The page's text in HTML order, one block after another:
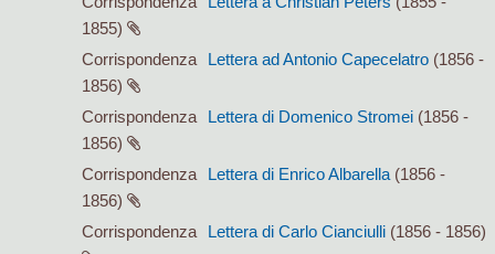
1855)
Corrispondenza
Lettera ad Antonio Capecelatro (1856 -
1856)
Corrispondenza
Lettera di Domenico Stromei (1856 -
1856)
Corrispondenza
Lettera di Enrico Albarella (1856 -
1856)
Corrispondenza
Lettera di Carlo Cianciulli (1856 - 1856)